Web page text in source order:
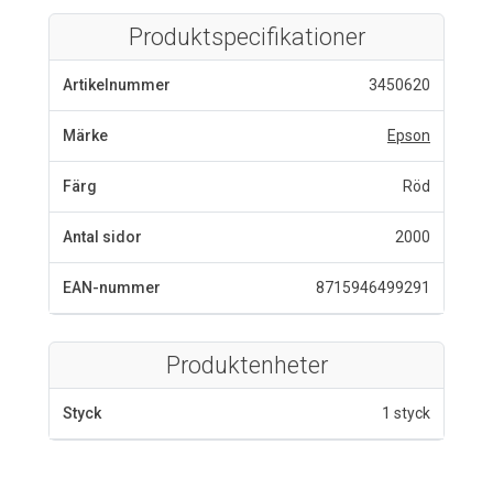
Produktspecifikationer
Artikelnummer 3450620
Märke Epson
Färg Röd
Antal sidor 2000
EAN-nummer 8715946499291
Produktenheter
Styck 1 styck